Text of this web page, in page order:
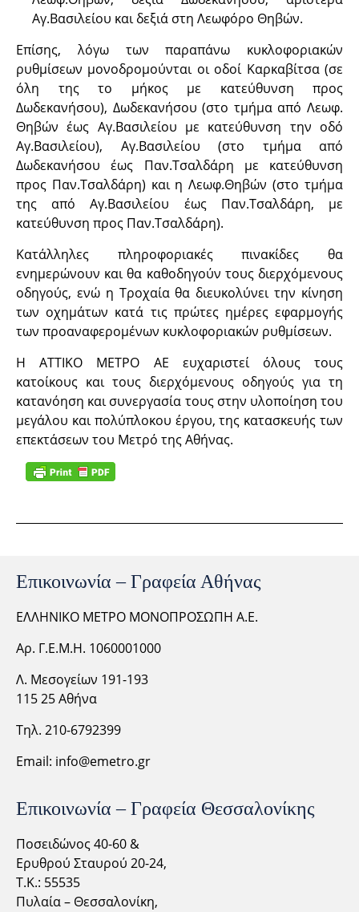
Αγ.Βασιλείου και δεξιά στη Λεωφόρο Θηβών.
Επίσης, λόγω των παραπάνω κυκλοφοριακών
ρυθμίσεων μονοδρομούνται οι οδοί Καρκαβίτσα (σε
όλη της το μήκος με κατεύθυνση προς
Δωδεκανήσου), Δωδεκανήσου (στο τμήμα από Λεωφ.
Θηβών έως Αγ.Βασιλείου με κατεύθυνση την οδό
Αγ.Βασιλείου), Αγ.Βασιλείου (στο τμήμα από
Δωδεκανήσου έως Παν.Τσαλδάρη με κατεύθυνση
προς Παν.Τσαλδάρη) και η Λεωφ.Θηβών (στο τμήμα
της από Αγ.Βασιλείου έως Παν.Τσαλδάρη, με
κατεύθυνση προς Παν.Τσαλδάρη).
Κατάλληλες πληροφοριακές πινακίδες θα
ενημερώνουν και θα καθοδηγούν τους διερχόμενους
οδηγούς, ενώ η Τροχαία θα διευκολύνει την κίνηση
των οχημάτων κατά τις πρώτες ημέρες εφαρμογής
των προαναφερομένων κυκλοφοριακών ρυθμίσεων.
Η ΑΤΤΙΚΟ ΜΕΤΡΟ ΑΕ ευχαριστεί όλους τους
κατοίκους και τους διερχόμενους οδηγούς για τη
κατανόηση και συνεργασία τους στην υλοποίηση του
μεγάλου και πολύπλοκου έργου, της κατασκευής των
επεκτάσεων του Μετρό της Αθήνας.
Επικοινωνία – Γραφεία Αθήνας
ΕΛΛΗΝΙΚΟ ΜΕΤΡΟ ΜΟΝΟΠΡΟΣΩΠΗ Α.Ε.
Αρ. Γ.Ε.Μ.Η. 1060001000
Λ. Μεσογείων 191-193
115 25 Αθήνα
Τηλ. 210-6792399
Email: info@emetro.gr
Επικοινωνία – Γραφεία Θεσσαλονίκης
Ποσειδώνος 40-60 &
Ερυθρού Σταυρού 20-24,
Τ.Κ.: 55535
Πυλαία – Θεσσαλονίκη,